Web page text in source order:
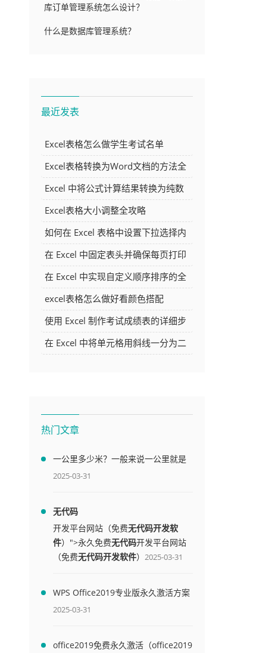
库订单管理系统怎么设计？
什么是数据库管理系统？
最近发表
Excel表格怎么做学生考试名单
Excel表格转换为Word文档的方法全
解析
Excel 中将公式计算结果转换为纯数
字的多种方法
Excel表格大小调整全攻略
如何在 Excel 表格中设置下拉选择内
容
在 Excel 中固定表头并确保每页打印
时都显示表头的方法详解
在 Excel 中实现自定义顺序排序的全
面指南
excel表格怎么做好看颜色搭配
使用 Excel 制作考试成绩表的详细步
骤及技巧
在 Excel 中将单元格用斜线一分为二
热门文章
一公里多少米？一般来说一公里就是
1000米
2025-03-31
无代码
开发平台网站（免费无代码开发软
件）">永久免费无代码开发平台网站
（免费无代码开发软件） 2025-03-31
WPS Office2019专业版永久激活方案
(附终身授权序列号)
2025-03-31
office2019免费永久激活（office2019